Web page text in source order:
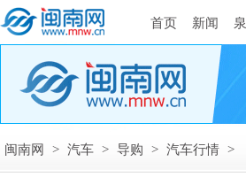
首页 新闻
闽南网 > 汽车 > 导购 > 汽车行情 >